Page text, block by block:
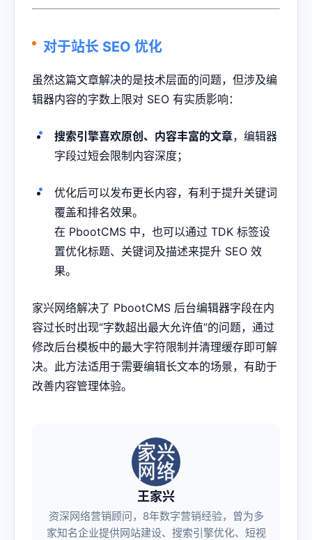
对于站长 SEO 优化
虽然这篇文章解决的是技术层面的问题，但涉及编
辑器内容的字数上限对 SEO 有实质影响：
搜索引擎喜欢原创、内容丰富的文章，编辑器
字段过短会限制内容深度；
优化后可以发布更长内容，有利于提升关键词
覆盖和排名效果。
在 PbootCMS 中，也可以通过 TDK 标签设
置优化标题、关键词及描述来提升 SEO 效
果。
家兴网络解决了 PbootCMS 后台编辑器字段在内
容过长时出现“字数超出最大允许值”的问题，通过
修改后台模板中的最大字符限制并清理缓存即可解
决。此方法适用于需要编辑长文本的场景，有助于
改善内容管理体验。
王家兴
资深网络营销顾问，8年数字营销经验，曾为多
家知名企业提供网站建设、搜索引擎优化、短视